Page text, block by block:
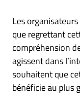
Les
que regrettant
compréhension
agissent dans
souhaitent que
bénéficie au plus